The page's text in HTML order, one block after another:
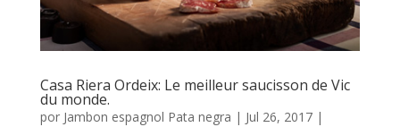
Casa Riera Ordeix: Le meilleur saucisson de Vic
du monde.
por Jambon espagnol Pata negra | Jul 26, 2017|